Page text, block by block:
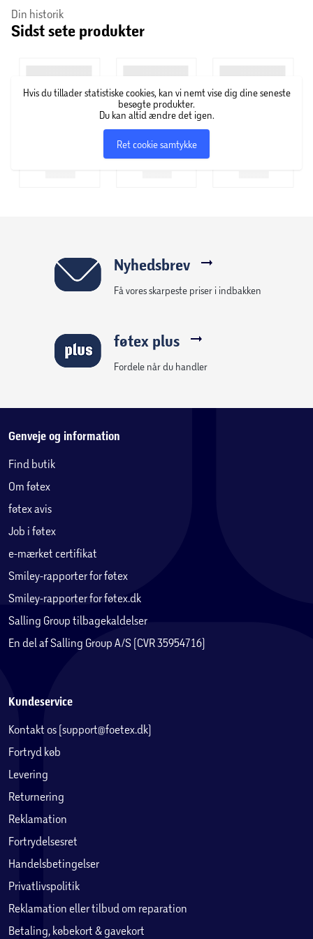
Din historik
Sidst sete produkter
Hvis du tillader statistiske cookies, kan vi nemt vise dig dine seneste
besøgte produkter.
Du kan altid ændre det igen.
Ret cookie samtykke
Nyhedsbrev
Få vores skarpeste priser i indbakken
føtex plus
Fordele når du handler
Genveje og information
Find butik
Om føtex
føtex avis
Job i føtex
e-mærket certifikat
Smiley-rapporter for føtex
Smiley-rapporter for føtex.dk
Salling Group tilbagekaldelser
En del af Salling Group A/S (CVR 35954716)
Kundeservice
Kontakt os (support@foetex.dk)
Fortryd køb
Levering
Returnering
Reklamation
Fortrydelsesret
Handelsbetingelser
Privatlivspolitik
Reklamation eller tilbud om reparation
Betaling, købekort & gavekort